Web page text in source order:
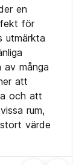
en
för
utmärkta
av många
att
och att
rum,
värde